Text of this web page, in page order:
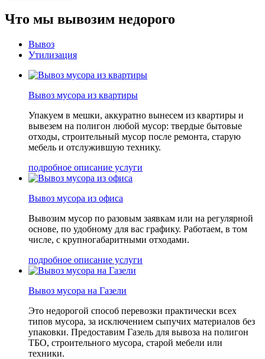
Что мы вывозим недорого
Вывоз
Утилизация
Вывоз мусора из квартиры
Упакуем в мешки, аккуратно вынесем из квартиры и
вывезем на полигон любой мусор: твердые бытовые
отходы, строительный мусор после ремонта, старую
мебель и отслужившую технику.
подробное описание услуги
Вывоз мусора из офиса
Вывозим мусор по разовым заявкам или на регулярной
основе, по удобному для вас графику. Работаем, в том
числе, с крупногабаритными отходами.
подробное описание услуги
Вывоз мусора на Газели
Это недорогой способ перевозки практически всех
типов мусора, за исключением сыпучих материалов без
упаковки. Предоставим Газель для вывоза на полигон
ТБО, строительного мусора, старой мебели или
техники.